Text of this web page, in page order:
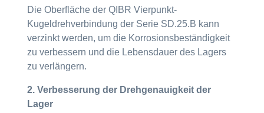
Die Oberfläche der QIBR Vierpunkt-
Kugeldrehverbindung der Serie SD.25.B kann
verzinkt werden, um die Korrosionsbeständigkeit
zu verbessern und die Lebensdauer des Lagers
zu verlängern.
2. Verbesserung der Drehgenauigkeit der
Lager